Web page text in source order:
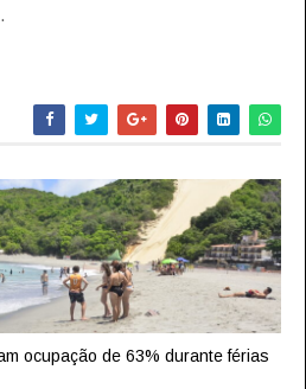
ocupação de 63% durante férias